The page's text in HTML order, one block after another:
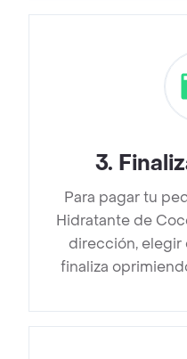
3.
Para pagar tu
Hidratante de
dirección, elegir
finaliza